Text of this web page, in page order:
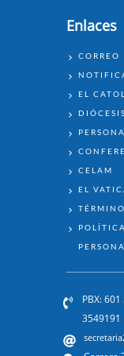
Enlaces
ENLACES
CORREO
EL
CELAM
EL
PBX:
3549191